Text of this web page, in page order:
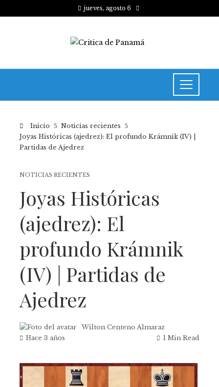
jueves, agosto 6
Inicio
Noticias recientes
Joyas Históricas (ajedrez): El profundo Krámnik (IV) |
Partidas de Ajedrez
NOTICIAS RECIENTES
Joyas Históricas
(ajedrez): El
profundo Krámnik
(IV) | Partidas de
Ajedrez
Wilton Centeno Almaraz
Hace 3 años
1 Min Read